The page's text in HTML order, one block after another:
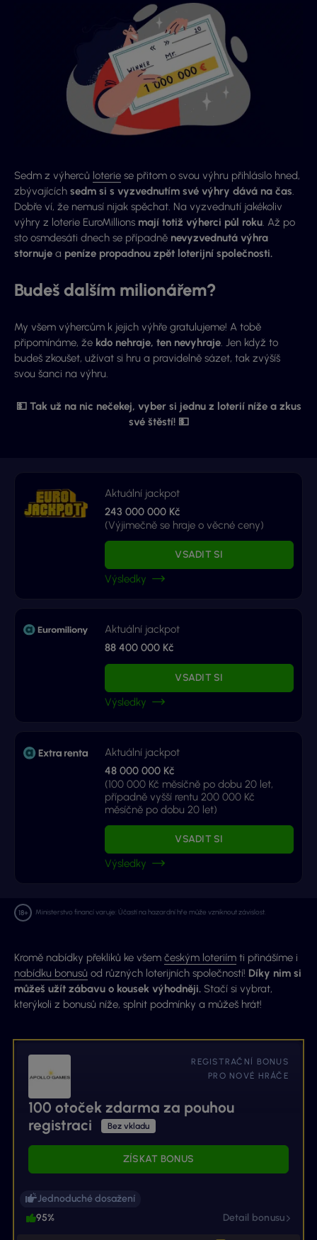
Sedm z výherců loterie se přitom o svou výhru přihlásilo hned,
zbývajících sedm si s vyzvednutím své výhry dává na čas.
Dobře ví, že nemusí nijak spěchat. Na vyzvednutí jakékoliv
výhry z loterie EuroMillions mají totiž výherci půl roku. Až po
sto osmdesáti dnech se případně nevyzvednutá výhra
stornuje a peníze propadnou zpět loterijní společnosti.
Budeš dalším milionářem?
My všem výhercům k jejich výhře gratulujeme! A tobě
připomínáme, že kdo nehraje, ten nevyhraje. Jen když to
budeš zkoušet, užívat si hru a pravidelně sázet, tak zvýšíš
svou šanci na výhru.
💵 Tak už na nic nečekej, vyber si jednu z loterií níže a zkus
své štěstí! 💵
Aktuální jackpot
243 000 000 Kč
(Výjimečně se hraje o věcné ceny)
VSADIT SI
Výsledky
Aktuální jackpot
88 400 000 Kč
VSADIT SI
Výsledky
Aktuální jackpot
48 000 000 Kč
(100 000 Kč měsíčně po dobu 20 let,
případně vyšší rentu 200 000 Kč
měsíčně po dobu 20 let)
VSADIT SI
Výsledky
Ministerstvo financí varuje: Účastí na hazardní hře může vzniknout závislost.
Kromě nabídky překliků ke všem českým loteriím ti přinášíme i
nabídku bonusů od různých loterijních společností! Díky nim si
můžeš užít zábavu o kousek výhodněji. Stačí si vybrat,
kterýkoli z bonusů níže, splnit podmínky a můžeš hrát!
REGISTRAČNÍ BONUS
PRO NOVÉ HRÁČE
100 otoček zdarma za pouhou
registraci
Bez vkladu
ZÍSKAT BONUS
Jednoduché dosažení
95%
Detail bonusu